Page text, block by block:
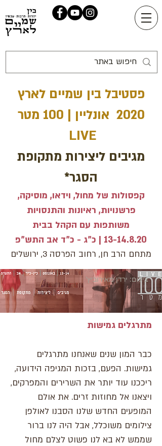
פסטיבל בין שמיים לארץ
2020 אונליין | 100 מטר
LIVE
מגיבים ליצירות מתקופת
הסגר*
קפסולות של מחול, וידאו, מוסיקה,
פרשנויות, ראיונות והתנסויות
משותפות עם הקהל בבית
13-14.8.20 | כ"ג - כ"ד אב התש"פ
מתחם הרב חן, רחוב הפרסה 3, ירושלים
צילום: ירדן מאירוביץ'
מתרגלים גמישות
כבר המון שנים שאנחנו מתרגלים
גמישות. הפעם, בזכות המגיפה הידועה,
ריככנו עוד יותר את השרירים והמפרקים,
ויצאנו אל מחוזות זרים. את אולם
המופעים החדש שלנו הסבנו לאולפן
צילומים משוכלל, אבל היה לנו ברור
שממש לא בא לנו פשוט לצלם מחול